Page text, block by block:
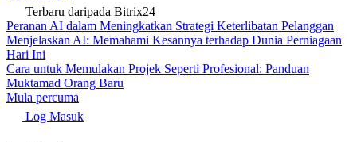
Terbaru daripada Bitrix24
Peranan AI dalam Meningkatkan Strategi Keterlibatan Pelanggan
Menjelaskan AI: Memahami Kesannya terhadap Dunia Perniagaan
Hari Ini
Cara untuk Memulakan Projek Seperti Profesional: Panduan
Muktamad Orang Baru
Mula percuma
Log Masuk